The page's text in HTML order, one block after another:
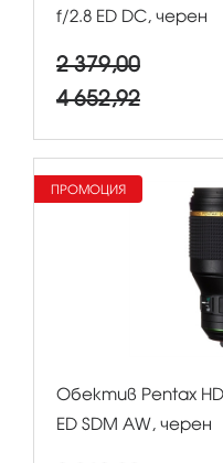
f/2.8 ED DC, черен
2 379,00
4 652,92
Обектив Pentax HD
ED SDM AW, черен
ПРОМОЦИЯ